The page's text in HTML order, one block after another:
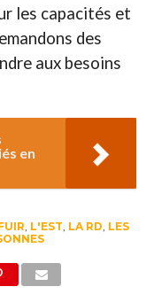
les capacités et
des
aux besoins
en
, L'EST, LA RD, LES